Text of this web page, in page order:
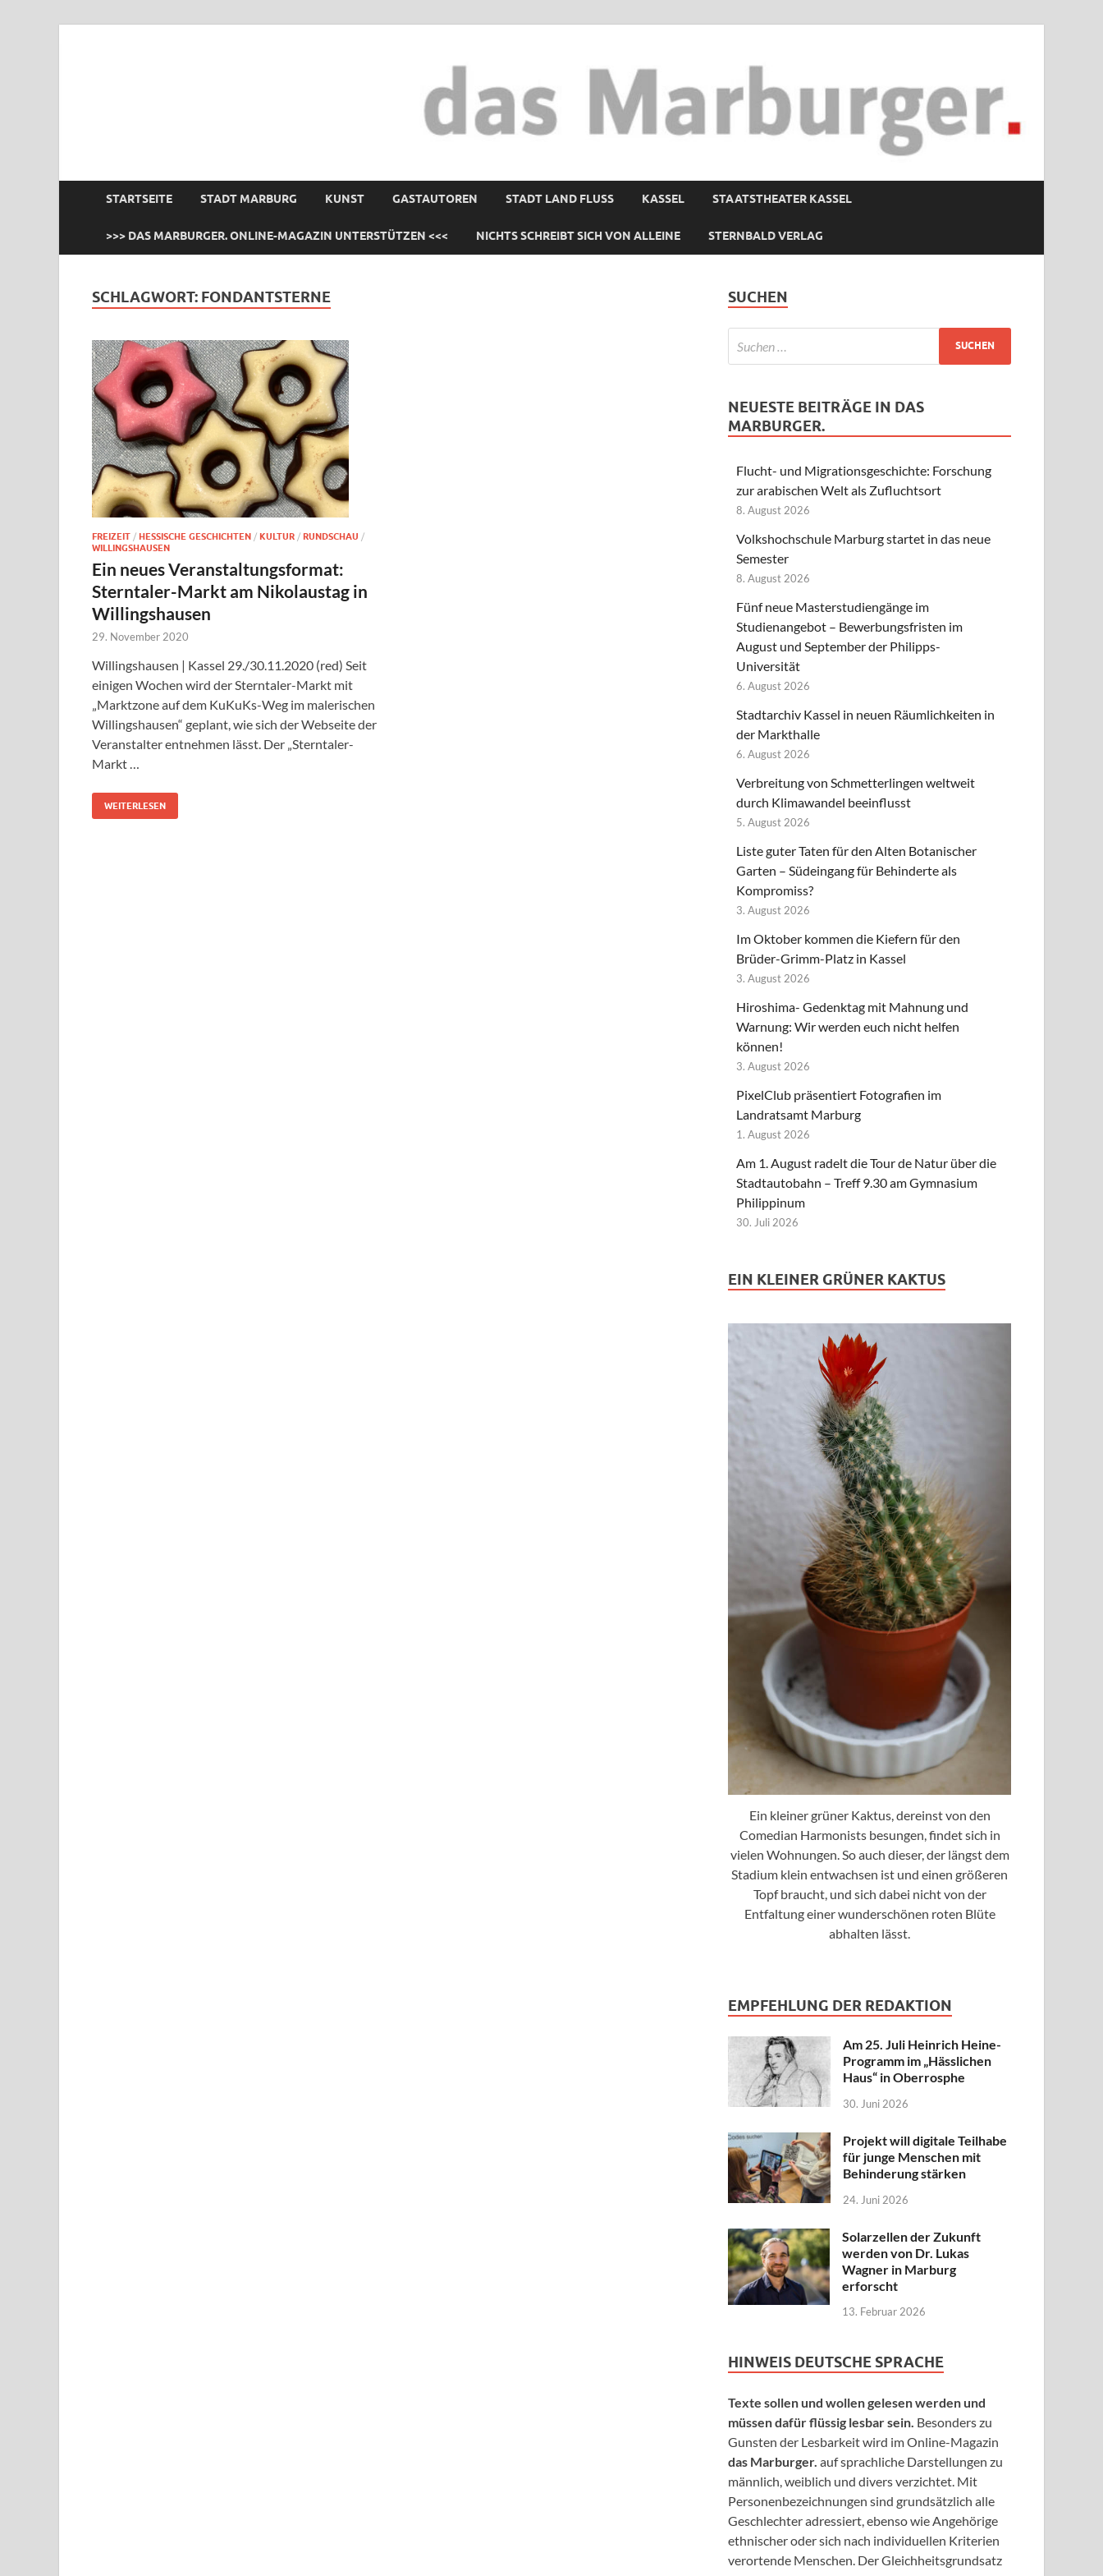
STARTSEITE STADT MARBURG KUNST GASTAUTOREN STADT LAND FLUSS KASSEL STAATSTHEATER KASSEL
>>> DAS MARBURGER. ONLINE-MAGAZIN UNTERSTÜTZEN <<< NICHTS SCHREIBT SICH VON ALLEINE STERNBALD VERLAG
SCHLAGWORT: FONDANTSTERNE
FREIZEIT / HESSISCHE GESCHICHTEN / KULTUR / RUNDSCHAU /
WILLINGSHAUSEN
Ein neues Veranstaltungsformat:
Sterntaler-Markt am Nikolaustag in
Willingshausen
29. November 2020
Willingshausen | Kassel 29./30.11.2020 (red) Seit
einigen Wochen wird der Sterntaler-Markt mit
„Marktzone auf dem KuKuKs-Weg im malerischen
Willingshausen“ geplant, wie sich der Webseite der
Veranstalter entnehmen lässt. Der „Sterntaler-
Markt …
WEITERLESEN
SUCHEN
NEUESTE BEITRÄGE IN DAS
MARBURGER.
Flucht- und Migrationsgeschichte: Forschung
zur arabischen Welt als Zufluchtsort
8. August 2026
Volkshochschule Marburg startet in das neue
Semester
8. August 2026
Fünf neue Masterstudiengänge im
Studienangebot – Bewerbungsfristen im
August und September der Philipps-
Universität
6. August 2026
Stadtarchiv Kassel in neuen Räumlichkeiten in
der Markthalle
6. August 2026
Verbreitung von Schmetterlingen weltweit
durch Klimawandel beeinflusst
5. August 2026
Liste guter Taten für den Alten Botanischer
Garten – Südeingang für Behinderte als
Kompromiss?
3. August 2026
Im Oktober kommen die Kiefern für den
Brüder-Grimm-Platz in Kassel
3. August 2026
Hiroshima- Gedenktag mit Mahnung und
Warnung: Wir werden euch nicht helfen
können!
3. August 2026
PixelClub präsentiert Fotografien im
Landratsamt Marburg
1. August 2026
Am 1. August radelt die Tour de Natur über die
Stadtautobahn – Treff 9.30 am Gymnasium
Philippinum
30. Juli 2026
EIN KLEINER GRÜNER KAKTUS
Ein kleiner grüner Kaktus, dereinst von den
Comedian Harmonists besungen, findet sich in
vielen Wohnungen. So auch dieser, der längst dem
Stadium klein entwachsen ist und einen größeren
Topf braucht, und sich dabei nicht von der
Entfaltung einer wunderschönen roten Blüte
abhalten lässt.
EMPFEHLUNG DER REDAKTION
Am 25. Juli Heinrich Heine-
Programm im „Hässlichen
Haus“ in Oberrosphe
30. Juni 2026
Projekt will digitale Teilhabe
für junge Menschen mit
Behinderung stärken
24. Juni 2026
Solarzellen der Zukunft
werden von Dr. Lukas
Wagner in Marburg
erforscht
13. Februar 2026
HINWEIS DEUTSCHE SPRACHE
Texte sollen und wollen gelesen werden und
müssen dafür flüssig lesbar sein. Besonders zu
Gunsten der Lesbarkeit wird im Online-Magazin
das Marburger. auf sprachliche Darstellungen zu
männlich, weiblich und divers verzichtet. Mit
Personenbezeichnungen sind grundsätzlich alle
Geschlechter adressiert, ebenso wie Angehörige
ethnischer oder sich nach individuellen Kriterien
verortende Menschen. Der Gleichheitsgrundsatz